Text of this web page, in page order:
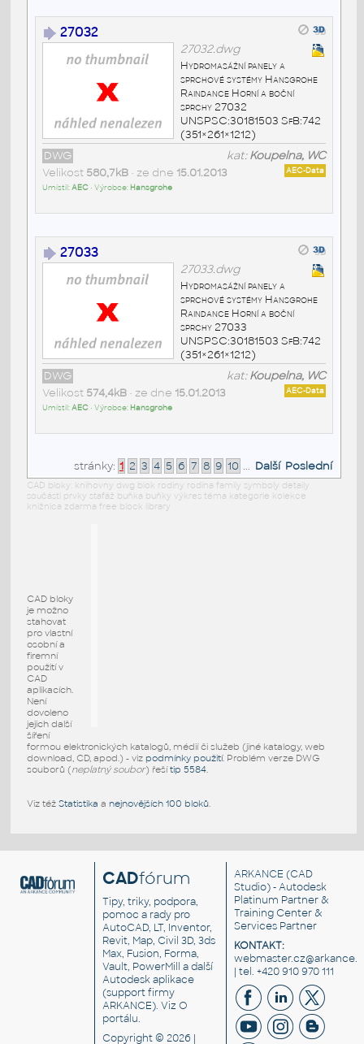
27032
27032.dwg
Hydromasážní panely a
sprchové systémy Hansgrohe
Raindance Horní a boční
sprchy 27032
UNSPSC:30181503 SfB:742
(351×261×1212)
kat:Koupelna, WC
DWG
AEC-Data
Velikost 580,7kB• ze dne 15.01.2013
Umístil:AEC• Výrobce: Hansgrohe
27033
27033.dwg
Hydromasážní panely a
sprchové systémy Hansgrohe
Raindance Horní a boční
sprchy 27033
UNSPSC:30181503 SfB:742
(351×261×1212)
kat:Koupelna, WC
DWG
AEC-Data
Velikost 574,4kB• ze dne 15.01.2013
Umístil:AEC• Výrobce: Hansgrohe
stránky: 1 2 3 4 5 6 7 8 9 10 ... Další Poslední
CAD bloky: knihovny dwg blok rodiny rodina family symboly detaily
součásti prvky stafáž buňka buňky výkres téma kategorie kolekce
knižnica zdarma free block library
CAD bloky
je možno
stahovat
pro vlastní
osobní a
firemní
použití v
CAD
aplikacích.
Není
dovoleno
jejich další
šíření
formou elektronických katalogů, médií či služeb (jiné katalogy, web
download, CD, apod.) - viz podmínky použití. Problém verze DWG
souborů (neplatný soubor) řešítip 5584.
Viz též Statistika a nejnovějších 100 bloků.
CADfórum
Tipy, triky, podpora,
pomoc a rady pro
AutoCAD, LT, Inventor,
Revit, Map, Civil 3D, 3ds
Max, Fusion, Forma,
Vault, PowerMill a další
Autodesk aplikace
(support firmy
ARKANCE). VizO
portálu.
Copyright © 2026 |
ARKANCE (CAD
Studio) - Autodesk
Platinum Partner &
Training Center &
Services Partner
KONTAKT:
| tel. +420 910 970 111